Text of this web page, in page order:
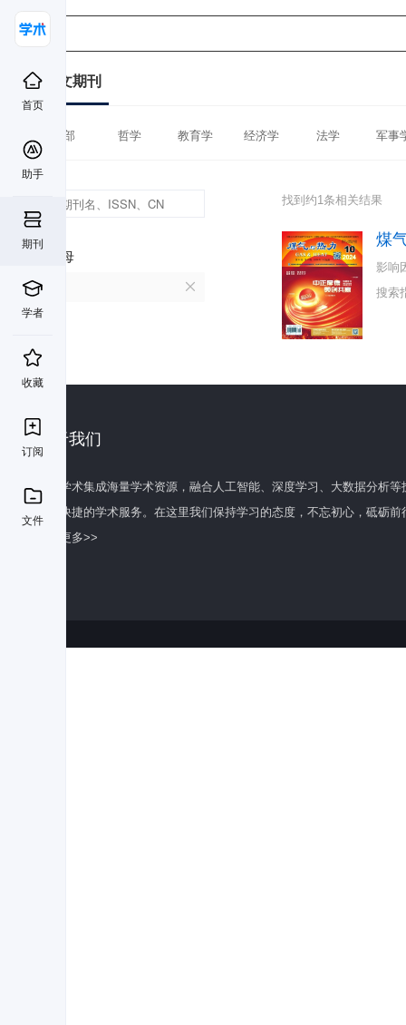
首页
助手
期刊
学者
收藏
订阅
文件
中文期刊
全部 哲学 教育学 经济学 法学 军事
首字母
M
找到约1条相关结果
煤
影响
搜索
关于我们
百度学术集成海量学术资源，融合人工智能、深度学习、大数据分析
全面快捷的学术服务。在这里我们保持学习的态度，不忘初心，砥砺前
了解更多>>